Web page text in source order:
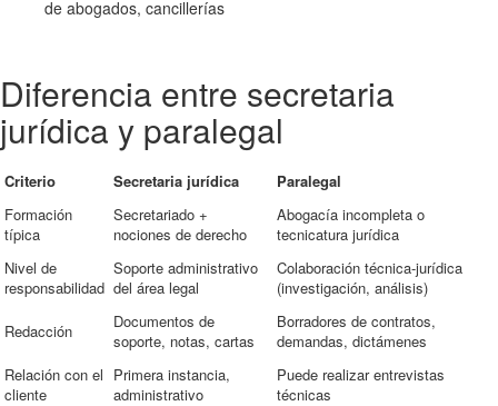
de abogados, cancillerías
Diferencia entre secretaria
jurídica y paralegal
Criterio Secretaria jurídica
Paralegal
Formación
típica
Secretariado +
nociones de derecho
Abogacía incompleta o
tecnicatura jurídica
Nivel de
responsabilidad
Soporte administrativo
del área legal
Colaboración técnica-jurídica
(investigación, análisis)
Redacción
Documentos de
soporte, notas, cartas
Borradores de contratos,
demandas, dictámenes
Relación con el
cliente
Primera instancia,
administrativo
Puede realizar entrevistas
técnicas